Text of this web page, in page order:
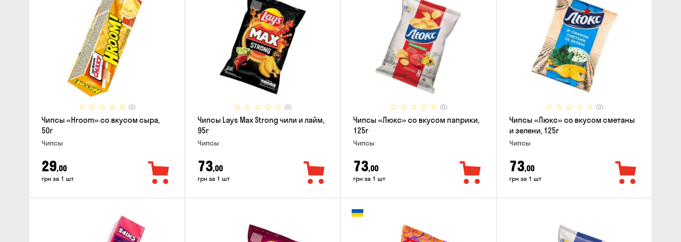
(0)
Чипсы «Hroom» со вкусом сыра,
50г
Чипсы
29,00
грн за 1 шт
(0)
Чипсы Lays Max Strong чили и лайм,
95г
Чипсы
73,00
грн за 1 шт
(0)
Чипсы «Люкс» со вкусом паприки,
125г
Чипсы
73,00
грн за 1 шт
(0)
Чипсы «Люкс» со вкусом сметаны
и зелени, 125г
Чипсы
73,00
грн за 1 шт